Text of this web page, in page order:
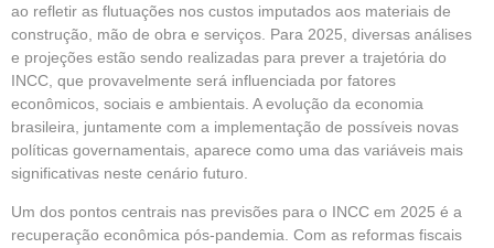
ao refletir as flutuações nos custos imputados aos materiais de
construção, mão de obra e serviços. Para 2025, diversas análises
e projeções estão sendo realizadas para prever a trajetória do
INCC, que provavelmente será influenciada por fatores
econômicos, sociais e ambientais. A evolução da economia
brasileira, juntamente com a implementação de possíveis novas
políticas governamentais, aparece como uma das variáveis mais
significativas neste cenário futuro.
Um dos pontos centrais nas previsões para o INCC em 2025 é a
recuperação econômica pós-pandemia. Com as reformas fiscais